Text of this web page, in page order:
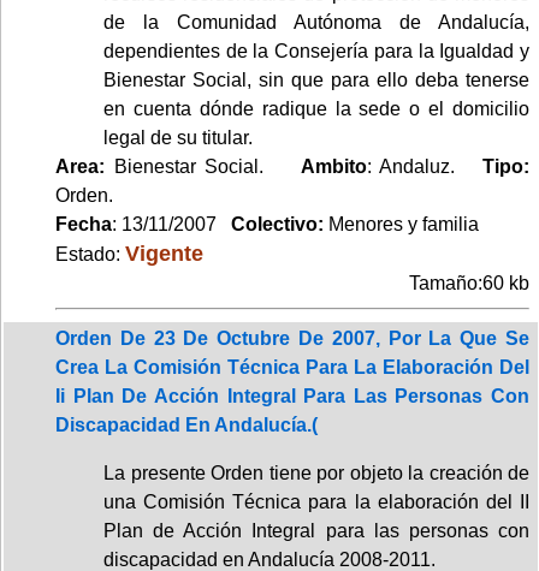
de la Comunidad Autónoma de Andalucía,
dependientes de la Consejería para la Igualdad y
Bienestar Social, sin que para ello deba tenerse
en cuenta dónde radique la sede o el domicilio
legal de su titular.
Area: Bienestar Social. Ambito: Andaluz.Tipo:
Orden.
Fecha: 13/11/2007 Colectivo: Menores y familia
Estado: Vigente
Tamaño:60 kb
Orden De 23 De Octubre De 2007, Por La Que Se
Crea La Comisión Técnica Para La Elaboración Del
Ii Plan De Acción Integral Para Las Personas Con
Discapacidad En Andalucía.(
La presente Orden tiene por objeto la creación de
una Comisión Técnica para la elaboración del II
Plan de Acción Integral para las personas con
discapacidad en Andalucía 2008-2011.